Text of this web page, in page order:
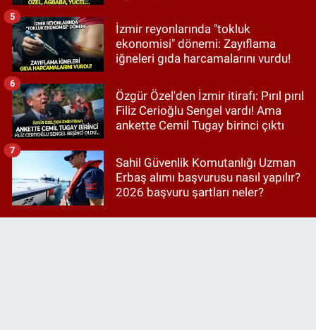
İzmir reyonlarında "tokluk
ekonomisi" dönemi: Zayıflama
iğneleri gıda harcamalarını vurdu!
5
Özgür Özel'den İzmir itirafı: Pırıl pırıl
Filiz Cerioğlu Sengel vardı! Ama
ankette Cemil Tugay birinci çıktı
6
Sahil Güvenlik Komutanlığı Uzman
Erbaş alımı başvurusu nasıl yapılır?
2026 başvuru şartları neler?
7